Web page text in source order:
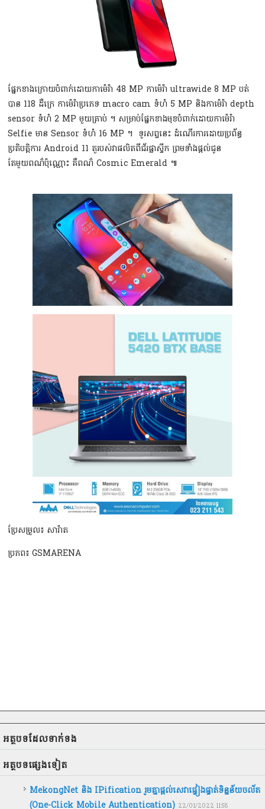
ផ្នែកខាងក្រោយបំពាក់ដោយកាម៉េរ៉ា 48 MP កាម៉េរ៉ា ultrawide 8 MP បត់
បាន 118 ដឺក្រេ កាម៉េរ៉ាប្រភេទ macro cam ទំហំ 5 MP និងកាម៉េរ៉ា depth
sensor ទំហំ 2 MP មួយគ្រាប់ ។ សម្រាប់ផ្នែកខាងមុខបំពាក់ដោយកាម៉េរ៉ា
Selfie មាន Sensor ទំហំ 16 MP ។ ទូរសព្ទនេះ ដំណើរការដោយប្រព័ន្ធ
ប្រតិបត្ដិការ Android 11 តួរបស់វាផលិតពីជ័រផ្លាស្ទីក ព្រមទាំងផ្ដល់ជូន
តែមួយពណ៌ប៉ុណ្ណោះ គឺពណ៌ Cosmic Emerald ៕
ប្រែសម្រួល៖ សារ៉ាត
ប្រភព៖ GSMARENA
អត្ថបទ​ដែល​ទាក់ទង
អត្ថបទ​ផ្សេងទៀត
MekongNet និង IPification រួមគ្នាផ្តល់សេវាផ្ទៀងផ្ទាត់ទិន្នន័យចល័ត
(One-Click Mobile Authentication) 22/01/2022 11:58